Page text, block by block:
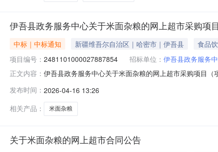
伊吾县政务服务中心关于米面杂粮的网上超市采购项
中标｜中标通知 新疆维吾尔自治区｜哈密市｜伊吾县
食品
项目编号： 2481101000027887854 招标单位： 伊吾县政务服务
正文内容： 伊吾县政务服务中心关于米面杂粮的网上超市采购项目
编码:650522项目所在行政区划名称:新疆维吾尔自治区
发布时间： 2026-04-16 13:26
相关产品：
米面杂粮
关于米面杂粮的网上超市合同公告